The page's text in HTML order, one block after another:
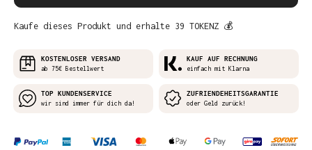
Kaufe dieses Produkt und erhalte 39 TOKENZ 💰
KOSTENLOSER VERSAND
ab 75€ Bestellwert
KAUF AUF RECHNUNG
einfach mit Klarna
TOP KUNDENSERVICE
wir sind immer für dich da!
ZUFRIENDEHEITSGARANTIE
oder Geld zurück!